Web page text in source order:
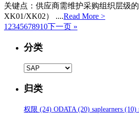
关键点：供应商需维护采购组织层级
XK01/XK02） ....Read More >
1 2345678910下一页 »
分类
分
归类
权限 (24) ODATA (20) saplearners (10)